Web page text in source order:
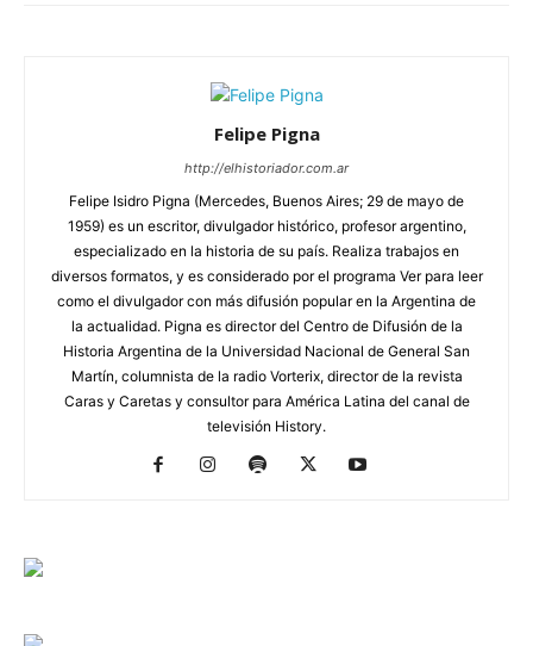
Felipe Pigna
http://elhistoriador.com.ar
Felipe Isidro Pigna (Mercedes, Buenos Aires; 29 de mayo de
1959) es un escritor, divulgador histórico, profesor argentino,
especializado en la historia de su país. Realiza trabajos en
diversos formatos, y es considerado por el programa Ver para leer
como el divulgador con más difusión popular en la Argentina de
la actualidad. Pigna es director del Centro de Difusión de la
Historia Argentina de la Universidad Nacional de General San
Martín, columnista de la radio Vorterix, director de la revista
Caras y Caretas y consultor para América Latina del canal de
televisión History.